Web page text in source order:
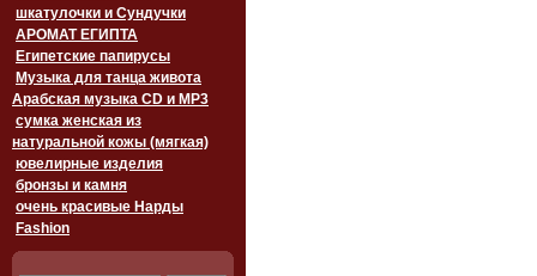
шкатулочки и Сундучки
АРОМАТ ЕГИПТА
Египетские папирусы
Музыка для танца живота
Арабская музыка CD и MP3
сумка женская из
натуральной кожы (мягкая)
ювелирные изделия
бронзы и камня
очень красивые Нарды
Fashion